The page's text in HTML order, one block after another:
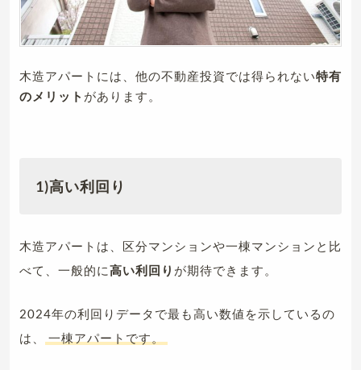
木造アパートには、他の不動産投資では得られない特有
のメリット があります。
1)高い利回り
木造アパートは、区分マンションや一棟マンションと比
べて、一般的に高い利回り が期待できます。
2024年の利回りデータで最も高い数値を示しているの
は、
一棟アパートです。